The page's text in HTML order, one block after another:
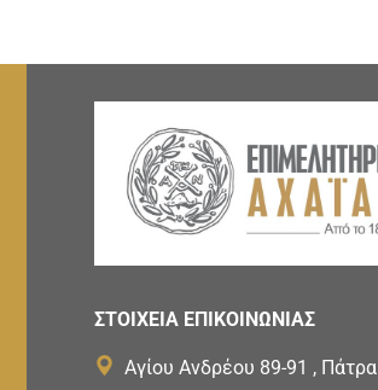
ΣΤΟΙΧΕΙΑ ΕΠΙΚΟΙΝΩΝΙΑΣ
Αγίου Ανδρέου 89-91 , Πάτρα